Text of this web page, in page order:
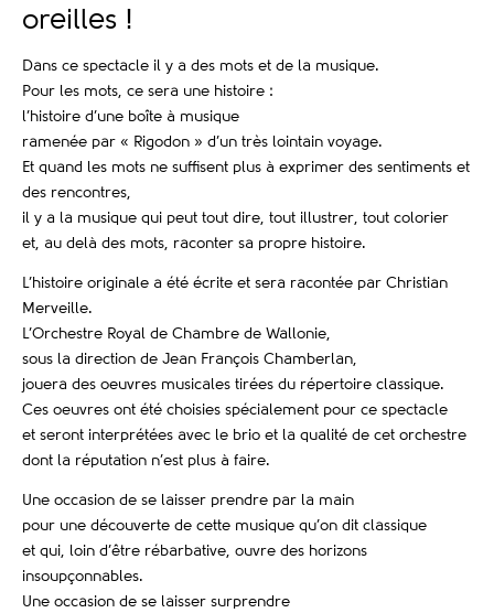
oreilles !
Dans ce spectacle il y a des mots et de la musique.
Pour les mots, ce sera une histoire :
l’histoire d’une boîte à musique
ramenée par « Rigodon » d’un très lointain voyage.
Et quand les mots ne suffisent plus à exprimer des sentiments et
des rencontres,
il y a la musique qui peut tout dire, tout illustrer, tout colorier
et, au delà des mots, raconter sa propre histoire.
L’histoire originale a été écrite et sera racontée par Christian
Merveille.
L’Orchestre Royal de Chambre de Wallonie,
sous la direction de Jean François Chamberlan,
jouera des oeuvres musicales tirées du répertoire classique.
Ces oeuvres ont été choisies spécialement pour ce spectacle
et seront interprétées avec le brio et la qualité de cet orchestre
dont la réputation n’est plus à faire.
Une occasion de se laisser prendre par la main
pour une découverte de cette musique qu’on dit classique
et qui, loin d’être rébarbative, ouvre des horizons
insoupçonnables.
Une occasion de se laisser surprendre